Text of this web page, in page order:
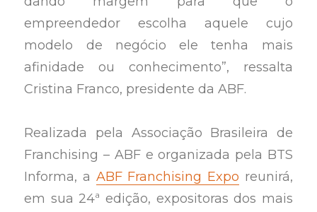
empreendedor escolha aquele cujo
modelo de negócio ele tenha mais
afinidade ou conhecimento”, ressalta
Cristina Franco, presidente da ABF.
Realizada pela Associação Brasileira de
Franchising – ABF e organizada pela BTS
Informa, a ABF Franchising Expo reunirá,
em sua 24ª edição, expositoras dos mais